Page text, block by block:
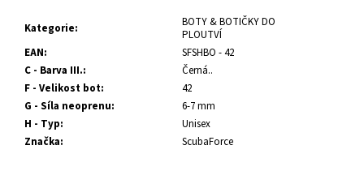
Kategorie:
BOTY & BOTIČKY DO
PLOUTVÍ
EAN:
SFSHBO - 42
C - Barva III.:
Černá..
F - Velikost bot:
42
G - Síla neoprenu:
6-7 mm
H - Typ:
Unisex
Značka: ScubaForce
u
u
m